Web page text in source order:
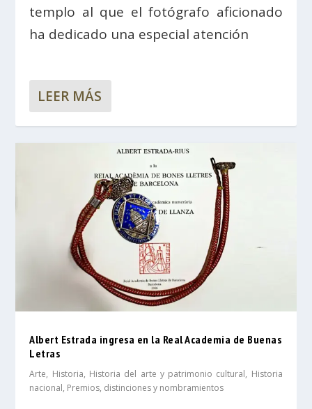
templo al que el fotógrafo aficionado
ha dedicado una especial atención
LEER MÁS
Albert Estrada ingresa en la Real Academia de Buenas
Letras
Arte, Historia, Historia del arte y patrimonio cultural, Historia
nacional, Premios, distinciones y nombramientos